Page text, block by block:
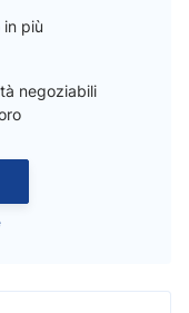
in più
negoziabili